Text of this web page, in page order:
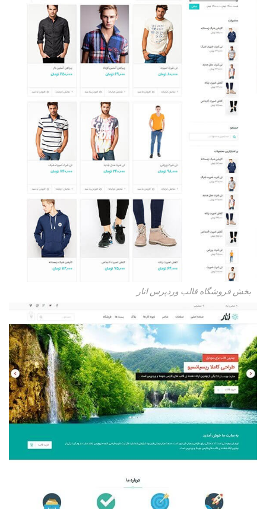
بخش فروشگاه قالب وردپرس انار